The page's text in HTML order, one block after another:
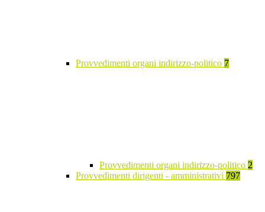
Provvedimenti organi indirizzo-politico 7
Provvedimenti organi indirizzo-politico 2
Provvedimenti dirigenti - amministrativi 797